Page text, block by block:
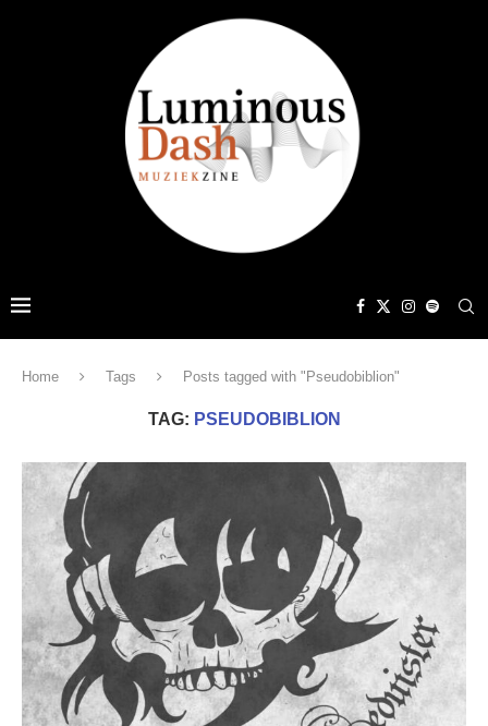
Home Tags Posts tagged with "Pseudobiblion"
TAG: PSEUDOBIBLION